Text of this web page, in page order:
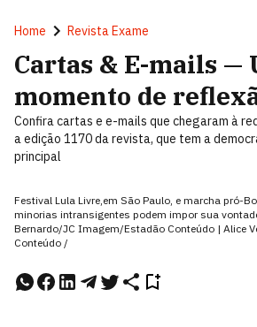
Home Revista Exame
Cartas & E-mails —
momento de
Confira cartas e e-mails que chegaram à
a edição 1170 da revista, que tem a
principal
Festival Lula Livre,em São Paulo, e marcha pró-
minorias intransigentes podem impor sua
Bernardo/JC Imagem/Estadão Conteúdo | Alice
Conteúdo /